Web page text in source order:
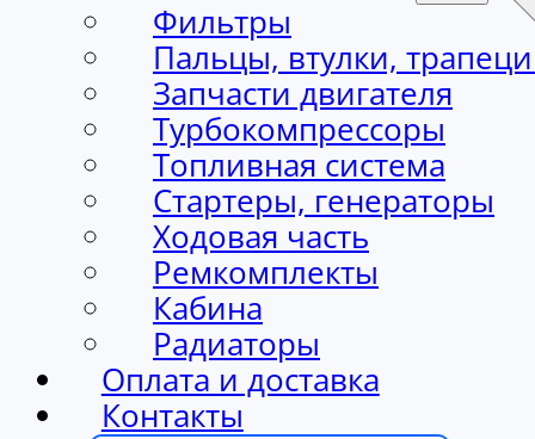
Фильтры
Пальцы, втулки,
Запчасти двигателя
Турбокомпрессоры
Топливная система
Стартеры, генераторы
Ходовая часть
Ремкомплекты
Кабина
Радиаторы
Оплата и доставка
Контакты